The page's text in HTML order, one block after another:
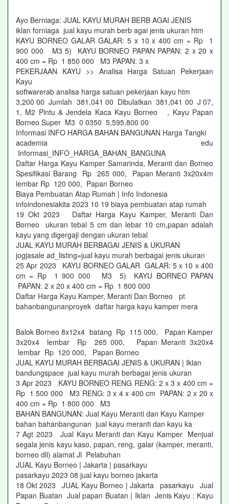
Ayo Berniaga: JUAL KAYU MURAH BERB AGAI JENIS
iklan forniaga jual kayu murah berb agai jenis ukuran htm
KAYU BORNEO GALAR GALAR: 5 x 10 x 400 cm = Rp 1
900 000 M3 5) KAYU BORNEO PAPAN PAPAN: 2 x 20 x
400 cm = Rp 1 850 000 M3 PAPAN: 3 x
PEKERJAAN KAYU >> Analisa Harga Satuan Pekerjaan
Kayu
softwarerab analisa harga satuan pekerjaan kayu htm
3,200 00 Jumlah 381,041 00 Dibulatkan 381,041 00 J 07,
1, M2 Pintu & Jendela Kaca Kayu Borneo , Kayu Papan
Borneo Super M3 0 0350 5,595,800 00
Informasi INFO HARGA BAHAN BANGUNAN Harga Tangki
academia edu
Informasi_INFO_HARGA_BAHAN_BANGUNA
Daftar Harga Kayu Kamper Samarinda, Meranti dan Borneo
Spesifikasi Barang Rp 265 000, Papan Meranti 3x20x4m
lembar Rp 120 000, Papan Borneo
Biaya Pembuatan Atap Rumah | Info Indonesia
infoindonesiakita 2023 10 19 biaya pembuatan atap rumah
19 Okt 2023 Daftar Harga Kayu Kamper, Meranti Dan
Borneo ukuran tebal 5 cm dan lebar 10 cm,papan adalah
kayu yang digergaji dengan ukuran tebal
JUAL KAYU MURAH BERBAGAI JENIS & UKURAN
jogjasale ad_listing=jual kayu murah berbagai jenis ukuran
25 Apr 2023 KAYU BORNEO GALAR GALAR: 5 x 10 x 400
cm = Rp 1 900 000 M3 5) KAYU BORNEO PAPAN
PAPAN: 2 x 20 x 400 cm = Rp 1 800 000
Daftar Harga Kayu Kamper, Meranti Dan Borneo pt
bahanbangunanproyek daftar harga kayu kamper mera
Balok Borneo 8x12x4 batang Rp 115 000, Papan Kamper
3x20x4 lembar Rp 265 000, Papan Meranti 3x20x4
lembar Rp 120 000, Papan Borneo
JUAL KAYU MURAH BERBAGAI JENIS & UKURAN | Iklan
bandungspace jual kayu murah berbagai jenis ukuran
3 Apr 2023 KAYU BORNEO RENG RENG: 2 x 3 x 400 cm =
Rp 1 500 000 M3 RENG: 3 x 4 x 400 cm PAPAN: 2 x 20 x
400 cm = Rp 1 800 000 M3
BAHAN BANGUNAN: Jual Kayu Meranti dan Kayu Kamper
bahan bahanbangunan jual kayu meranti dan kayu ka
7 Agt 2023 Jual Kayu Meranti dan Kayu Kamper Menjual
segala jenis kayu kaso, papan, reng, galar (kamper, meranti,
borneo dll) alamat Jl Pelabuhan
JUAL Kayu Borneo | Jakarta | pasarkayu
pasarkayu 2023 08 jual kayu borneo jakarta
18 Okt 2023 JUAL Kayu Borneo | Jakarta pasarkayu Jual
Papan Buatan Jual papan Buatan | Iklan Jenis Kayu : Kayu